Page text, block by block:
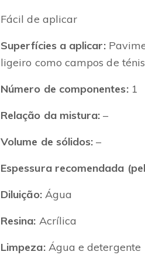
Fácil de aplicar
Superfícies a aplicar:
ligeiro como campos de
Número de componentes:1
Relação da mistura: –
Volume de sólidos: –
Espessura recomendada
Diluição:Água
Resina: Acrílica
Limpeza: Água e detergente